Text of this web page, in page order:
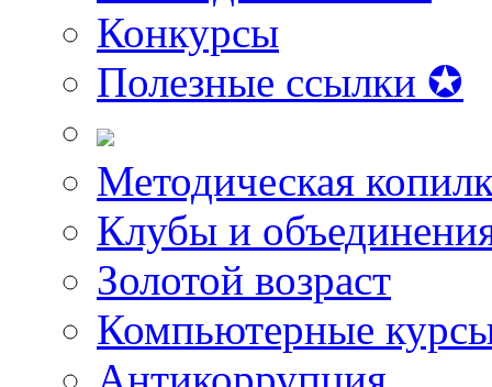
Конкурсы
Полезные ссылки ✪
Методическая
Клубы и
Золотой возраст
Компьютерные